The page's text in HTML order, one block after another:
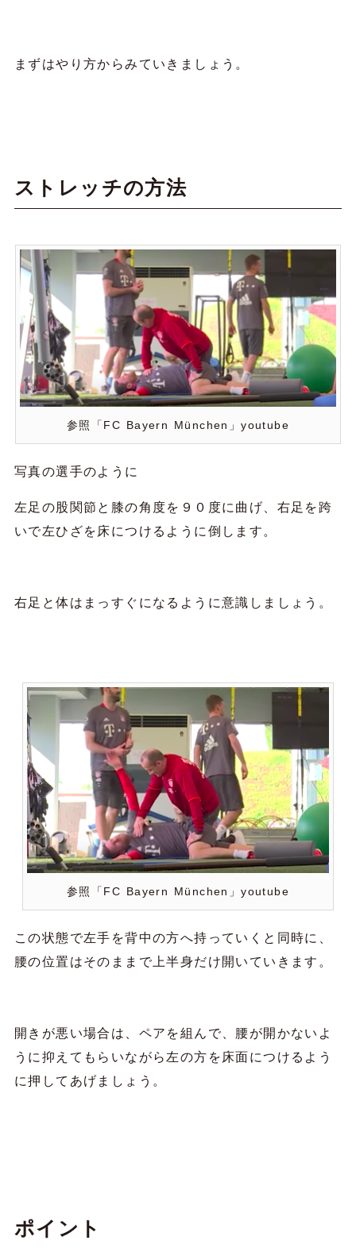
まずはやり方からみていきましょう。
ストレッチの方法
参照「FC Bayern München」youtube
写真の選手のように
左足の股関節と膝の角度を９０度に曲げ、右足を跨
いで左ひざを床につけるように倒します。
右足と体はまっすぐになるように意識しましょう。
参照「FC Bayern München」youtube
この状態で左手を背中の方へ持っていくと同時に、
腰の位置はそのままで上半身だけ開いていきます。
開きが悪い場合は、ペアを組んで、腰が開かないよ
うに抑えてもらいながら左の方を床面につけるよう
に押してあげましょう。
ポイント